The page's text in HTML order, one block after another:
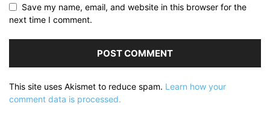
Save my name, email, and website in this browser for the
next time I comment.
This site uses Akismet to reduce spam. Learn how your
comment data is processed.